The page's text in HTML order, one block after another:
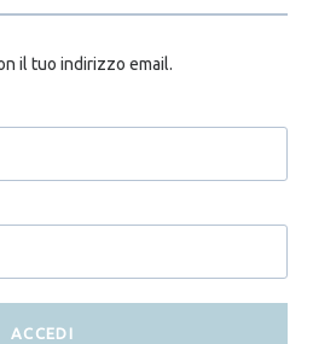
il tuo indirizzo email.
ACCEDI